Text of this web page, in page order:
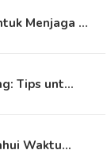
Menjaga …
Tips unt…
Waktu…